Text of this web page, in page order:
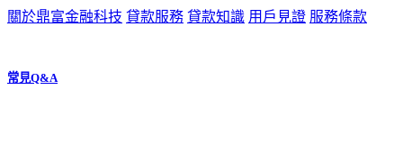
關於鼎富金融科技 貸款服務 貸款知識 用戶見證 服務條款
常見Q&A